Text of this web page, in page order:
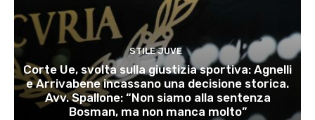
STILE JUVE
Corte Ue, svolta sulla giustizia sportiva: Agnelli
e Arrivabene incassano una decisione storica.
Avv. Spallone: “Non siamo alla sentenza
Bosman, ma non manca molto”